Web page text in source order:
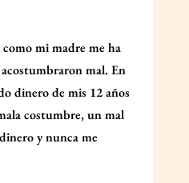
como mi madre me ha
mal. En
dinero de mis 12 años
costumbre, un mal
y nunca me